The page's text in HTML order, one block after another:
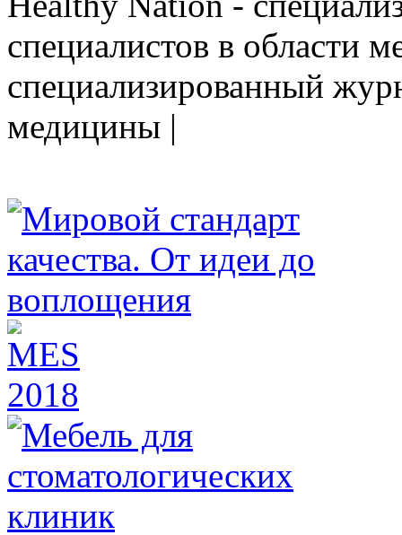
специалистов в области
cпециализированный
медицины |